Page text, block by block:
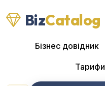
BizCatalog
Бізнес довідник
Тарифи